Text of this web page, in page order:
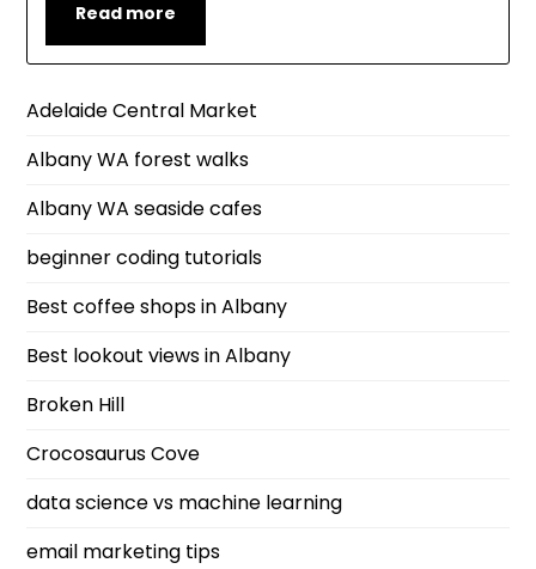
Read more
Adelaide Central Market
Albany WA forest walks
Albany WA seaside cafes
beginner coding tutorials
Best coffee shops in Albany
Best lookout views in Albany
Broken Hill
Crocosaurus Cove
data science vs machine learning
email marketing tips